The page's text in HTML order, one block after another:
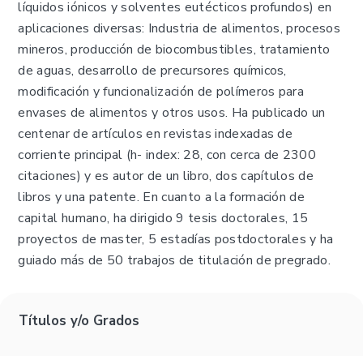
líquidos iónicos y solventes eutécticos profundos) en
aplicaciones diversas: Industria de alimentos, procesos
mineros, producción de biocombustibles, tratamiento
de aguas, desarrollo de precursores químicos,
modificación y funcionalización de polímeros para
envases de alimentos y otros usos. Ha publicado un
centenar de artículos en revistas indexadas de
corriente principal (h- index: 28, con cerca de 2300
citaciones) y es autor de un libro, dos capítulos de
libros y una patente. En cuanto a la formación de
capital humano, ha dirigido 9 tesis doctorales, 15
proyectos de master, 5 estadías postdoctorales y ha
guiado más de 50 trabajos de titulación de pregrado.
Títulos y/o Grados